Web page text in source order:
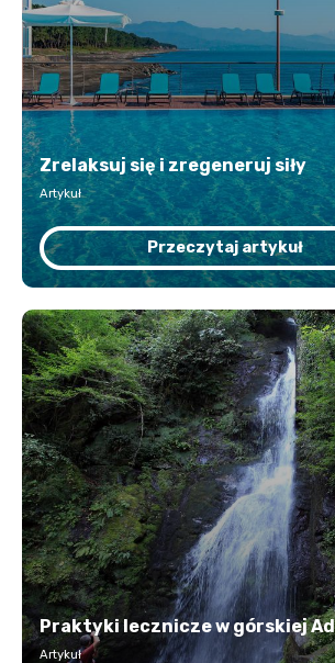
Zrelaksuj się i zregeneruj siły
Artykuł
Przeczytaj artykuł
Praktyki lecznicze w górskiej
Artykuł